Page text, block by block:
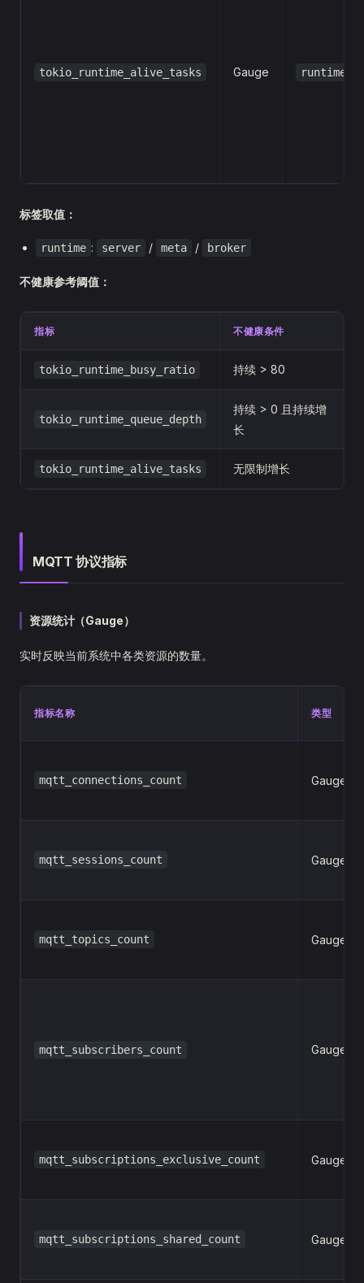
tokio_runtime_alive_tasks Gauge runtime
标签取值：
runtime : server / meta / broker
不健康参考阈值：
指标 不健康条件
tokio_runtime_busy_ratio 持续 > 80
tokio_runtime_queue_depth
持续 > 0 且持续增
长
tokio_runtime_alive_tasks 无限制增长
MQTT 协议指标
资源统计（Gauge）
实时反映当前系统中各类资源的数量。
指标名称 类型
mqtt_connections_count Gauge
mqtt_sessions_count Gauge
mqtt_topics_count Gauge
mqtt_subscribers_count Gauge
mqtt_subscriptions_exclusive_count Gauge
mqtt_subscriptions_shared_count Gauge